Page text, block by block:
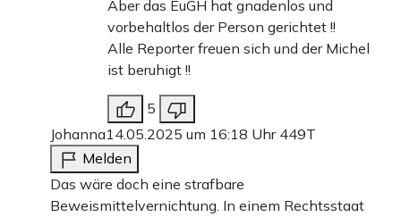
Aber das EuGH hat gnadenlos und
vorbehaltlos der Person gerichtet !!
Alle Reporter freuen sich und der Michel
ist beruhigt !!
5
Johanna14.05.2025 um 16:18 Uhr 449T
Melden
Das wäre doch eine strafbare
Beweismittelvernichtung. In einem Rechtsstaat